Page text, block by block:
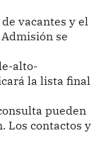
vacantes y el
se
alto-
la lista final
pueden
Los contactos y